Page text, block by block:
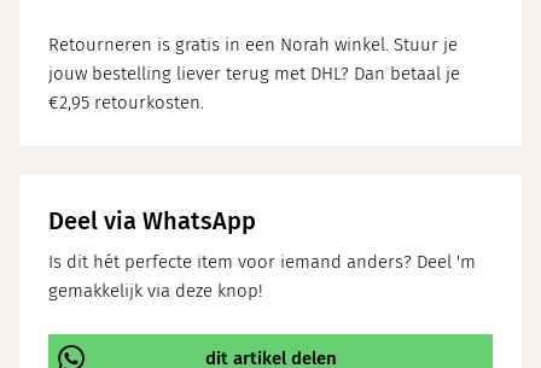
Retourneren is gratis in een Norah winkel. Stuur je
jouw bestelling liever terug met DHL? Dan betaal je
€2,95 retourkosten.
Deel via WhatsApp
Is dit hét perfecte item voor iemand anders? Deel 'm
gemakkelijk via deze knop!
dit artikel delen